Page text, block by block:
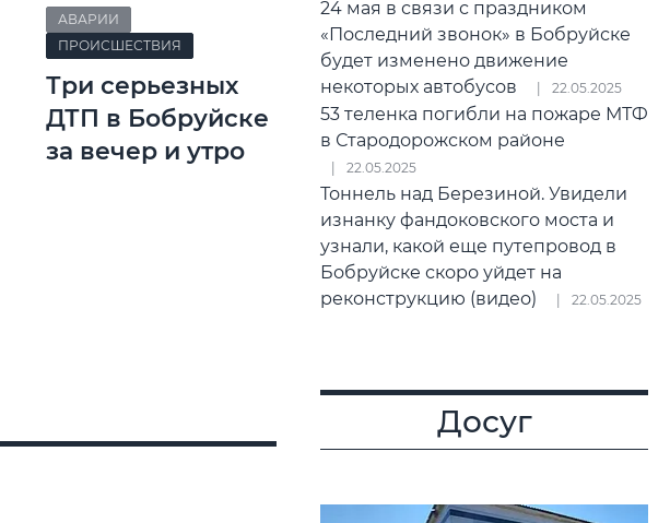
АВАРИИ
ПРОИСШЕСТВИЯ
Три серьезных
ДТП в Бобруйске
за вечер и утро
24 мая в связи с праздником
«Последний звонок» в Бобруйске
будет изменено движение
некоторых автобусов
22.05.2025
53 теленка погибли на пожаре МТФ
в Стародорожском районе
22.05.2025
Тоннель над Березиной. Увидели
изнанку фандоковского моста и
узнали, какой еще путепровод в
Бобруйске скоро уйдет на
реконструкцию (видео)
22.05.2025
Досуг